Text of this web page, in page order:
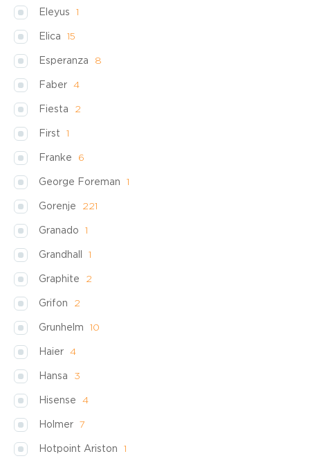
Eleyus 1
Elica 15
Esperanza 8
Faber 4
Fiesta 2
First 1
Franke 6
George Foreman 1
Gorenje 221
Granado 1
Grandhall 1
Graphite 2
Grifon 2
Grunhelm 10
Haier 4
Hansa 3
Hisense 4
Holmer 7
Hotpoint Ariston 1